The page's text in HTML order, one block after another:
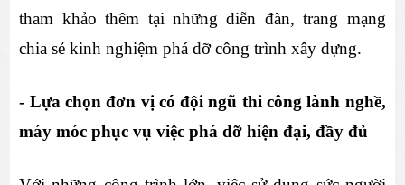
tham khảo thêm tại những diễn đàn, trang mạng
chia sẻ kinh nghiệm phá dỡ công trình xây dựng.
- Lựa chọn đơn vị có đội ngũ thi công lành nghề,
máy móc phục vụ việc phá dỡ hiện đại, đầy đủ